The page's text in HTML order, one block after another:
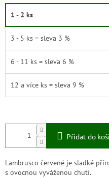
1 - 2 ks
3 - 5 ks = sleva 3 %
6 - 11 ks = sleva 6 %
12 a více ks = sleva 9 %
Přidat do
Lambrusco červené je sladké
s ovocnou vyváženou chutí.